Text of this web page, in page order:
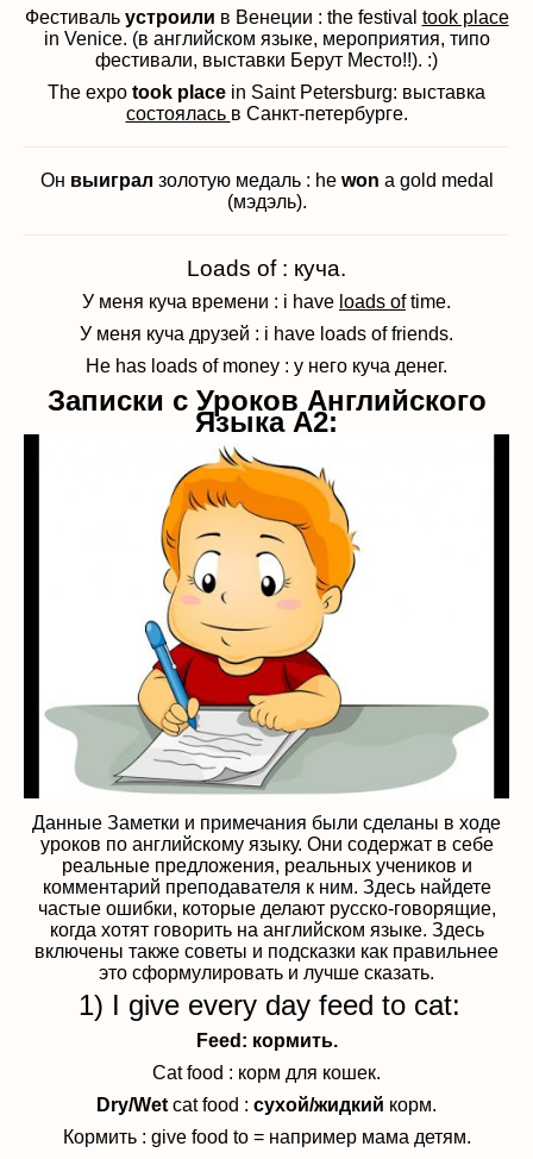
Фестиваль устроили в Венеции : the festival took place
in Venice. (в английском языке, мероприятия, типо
фестивали, выставки Берут Место!!). :)
The expo took place in Saint Petersburg: выставка
состоялась в Санкт-петербурге.
Он выиграл золотую медаль : he won a gold medal
(мэдэль).
Loads of : куча.
У меня куча времени : i have loads oftime.
У меня куча друзей : i have loads of friends.
He has loads of money : у него куча денег.
Записки с Уроков Английского
Языка A2:
Данные Заметки и примечания были сделаны в ходе
уроков по английскому языку. Они содержат в себе
реальные предложения, реальных учеников и
комментарий преподавателя к ним. Здесь найдете
частые ошибки, которые делают русско-говорящие,
когда хотят говорить на английском языке. Здесь
включены также советы и подсказки как правильнее
это сформулировать и лучше сказать.
1) I give every day feed to cat:
Feed: кормить.
Cat food : корм для кошек.
Dry/Wet cat food : сухой/жидкий корм.
Кормить : give food to = например мама детям.